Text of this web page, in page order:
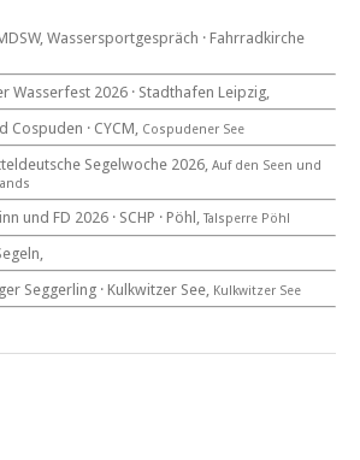
Markkleeberg
See
2026
Sachsen · Thüringen · Sachsen Anhalt
Wassersportgespräch · Fahrradkirche
Wasserfest 2026 · Stadthafen Leipzig,
Cospuden · CYCM,
Cospudener See
Segelwoche 2026, Auf den Seen und
und FD 2026 · SCHP · Pöhl, Talsperre Pöhl
Seggerling · Kulkwitzer See, Kulkwitzer See